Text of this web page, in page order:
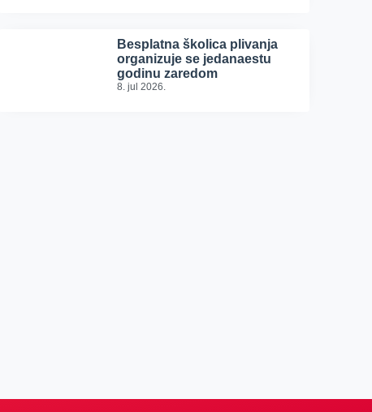
Besplatna školica plivanja
organizuje se jedanaestu
godinu zaredom
8. jul 2026.